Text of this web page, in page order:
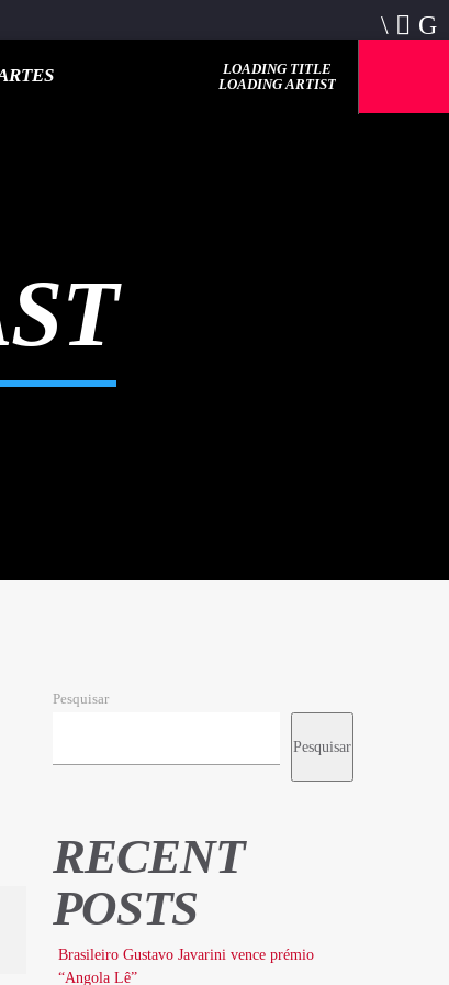
LOADING TITLE
LOADING ARTIST
Pesquisar
Pesquisar
RECENT
POSTS
Brasileiro Gustavo Javarini vence prémio
“Angola Lê”